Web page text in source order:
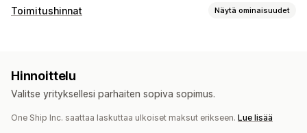
Toimitushinnat Näytä ominaisuudet
Kokoperusteinen
Painoperusteinen Postinumero Hintojen yhdistäminen
Useat alueet Useat sijainnit
Hinnoittelu
Valitse yrityksellesi parhaiten sopiva sopimus.
One Ship Inc. saattaa laskuttaa ulkoiset maksut erikseen. Lue lisää